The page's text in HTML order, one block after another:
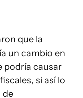
que la
un cambio en
podría causar
si así lo
de